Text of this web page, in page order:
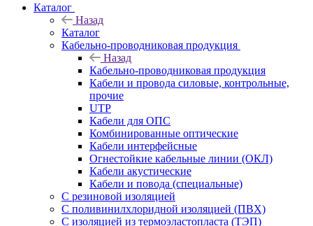
Каталог
Назад
Каталог
Кабельно-проводниковая продукция
Назад
Кабельно-проводниковая продукция
Кабели и провода силовые, контрольные,
прочие
UTP
Кабели для ОПС
Комбинированные оптические
Кабели интерфейсные
Огнестойкие кабельные линии (ОКЛ)
Кабели акустические
Кабели и повода (специальные)
С резиновой изоляцией
С поливинилхлоридной изоляцией (ПВХ)
С изоляцией из термоэластопласта (ТЭП)